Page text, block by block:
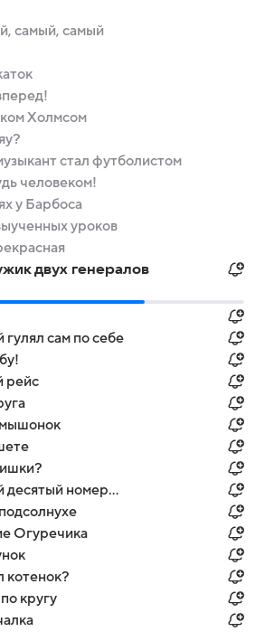
самый, самый
Холмсом
стал футболистом
человеком!
у Барбоса
уроков
двух генералов
гулял сам по себе
рейс
десятый номер...
Огуречика
котенок?
кругу